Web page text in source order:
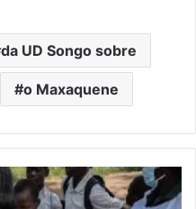
da UD Songo sobre
o Maxaquene